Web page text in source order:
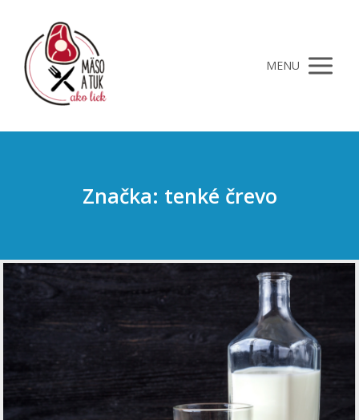
MENU
Značka: tenké črevo